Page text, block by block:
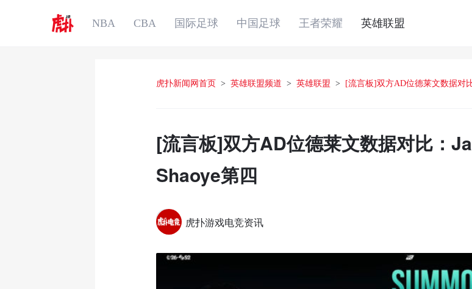
NBA CBA 国际足球 中国足球 王者荣耀 英雄联盟
虎扑新闻网首页 > 英雄联盟频道 > 英雄联盟 > [流言板]双方AD位德莱文数据对
[流言板]双方AD位德莱文数据对比：
Shaoye第四
虎扑游戏电竞资讯